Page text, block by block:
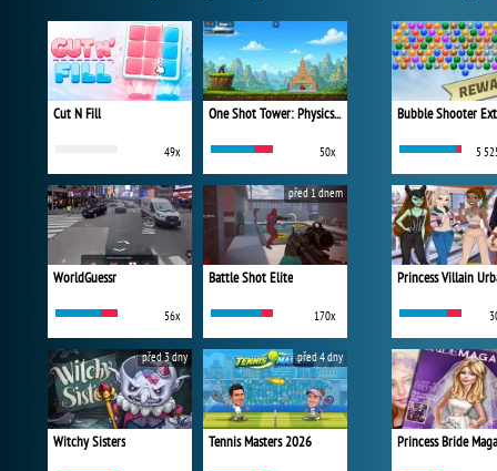
Cut N Fill
49x
One Shot Tower: Physics Destroyer
50x
WorldGuessr
56x
Battle Shot Elite
170x
před 1 dnem
Witchy Sisters
před 3 dny
Tennis Masters 2026
před 4 dny
Bubble Shooter
5
Princess Bride